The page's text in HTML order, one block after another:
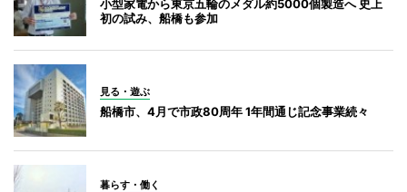
小型家電から東京五輪のメダル約5000個製造へ 史上
初の試み、船橋も参加
見る・遊ぶ
船橋市、4月で市政80周年 1年間通じ記念事業続々
暮らす・働く